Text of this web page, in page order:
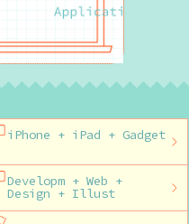
iPhone + iPad + Gadget
Developm + Web +
Design + Illust